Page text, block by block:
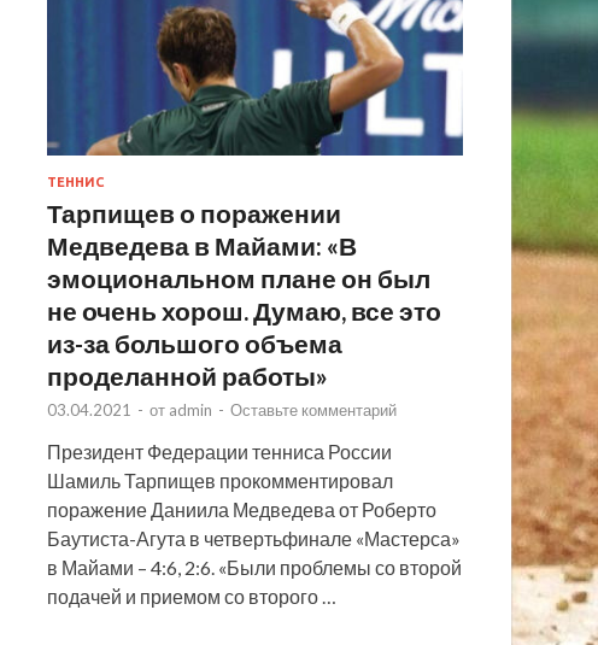
ТЕННИС
Тарпищев о поражении
Медведева в Майами: «В
эмоциональном плане он был
не очень хорош. Думаю, все это
из-за большого объема
проделанной работы»
03.04.2021 - от admin - Оставьте комментарий
Президент Федерации тенниса России
Шамиль Тарпищев прокомментировал
поражение Даниила Медведева от Роберто
Баутиста-Агута в четвертьфинале «Мастерса»
в Майами – 4:6, 2:6. «Были проблемы со второй
подачей и приемом со второго …